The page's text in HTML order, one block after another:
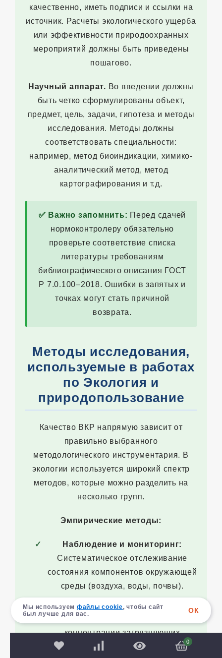
качественно, иметь подписи и ссылки на
источник. Расчеты экологического ущерба
или эффективности природоохранных
мероприятий должны быть приведены
пошагово.
Научный аппарат. Во введении должны
быть четко сформулированы объект,
предмет, цель, задачи, гипотеза и методы
исследования. Методы должны
соответствовать специальности:
например, метод биоиндикации, химико-
аналитический метод, метод
картографирования и т.д.
✅ Важно запомнить: Перед сдачей
нормоконтролеру обязательно
проверьте соответствие списка
литературы требованиям
библиографического описания ГОСТ
Р 7.0.100–2018. Ошибки в запятых и
точках могут стать причиной
возврата.
Методы исследования,
используемые в работах
по Экология и
природопользование
Качество ВКР напрямую зависит от
правильно выбранного
методологического инструментария. В
экологии используется широкий спектр
методов, которые можно разделить на
несколько групп.
Эмпирические методы:
Наблюдение и мониторинг:
Систематическое отслеживание
состояния компонентов окружающей
среды (воздуха, воды, почвы).
Измерение:Использование
приборов для определения
концентрации загрязняющих
веществ (нитрат-тестеры,
0
Мы используем файлы cookie, чтобы сайт
был лучше для вас.
ОК